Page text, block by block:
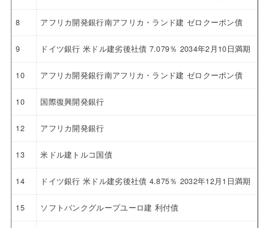
8 アフリカ開発銀行南アフリカ・ランド建 ゼロクーポン債
9 ドイツ銀行 米ドル建劣後社債 7.079％ 2034年2月10日満期
10 アフリカ開発銀行南アフリカ・ランド建 ゼロクーポン債
10 国際復興開発銀行
12 アフリカ開発銀行
13 米ドル建トルコ国債
14 ドイツ銀行 米ドル建劣後社債 4.875％ 2032年12月1日満期
15 ソフトバンクグループユーロ建 利付債